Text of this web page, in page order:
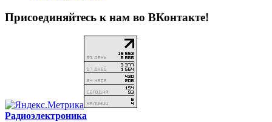
Присоединяйтесь к нам во ВКонтакте!
Радиоэлектроника